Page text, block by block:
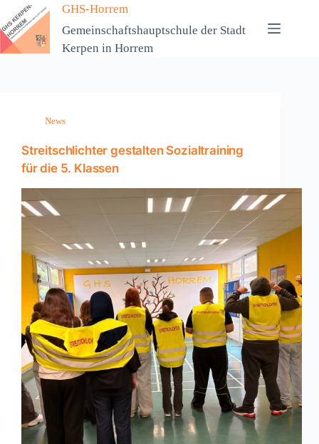
Zum
Inhalt
springen
GHS-Horrem
Gemeinschaftshauptschule der Stadt
Kerpen in Horrem
News
Streitschlichter gestalten Sozialtraining
für die 5. Klassen